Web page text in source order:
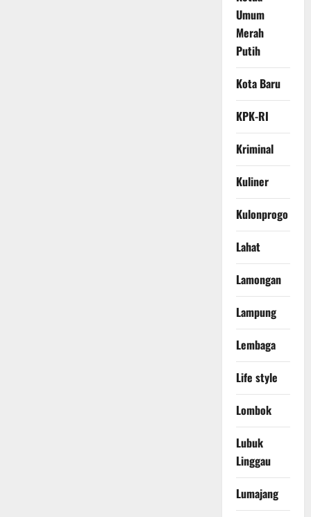
Umum
Merah
Putih
Kota Baru
KPK-RI
Kriminal
Kuliner
Kulonprogo
Lahat
Lamongan
Lampung
Lembaga
Life style
Lombok
Lubuk
Linggau
Lumajang